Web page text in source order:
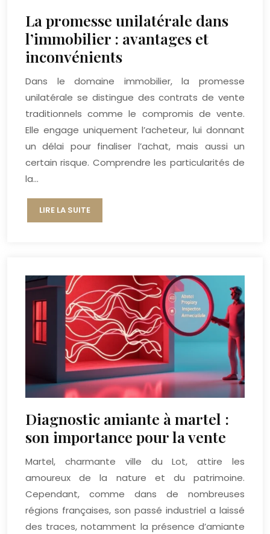
La promesse unilatérale dans
l’immobilier : avantages et
inconvénients
Dans le domaine immobilier, la promesse
unilatérale se distingue des contrats de vente
traditionnels comme le compromis de vente.
Elle engage uniquement l’acheteur, lui donnant
un délai pour finaliser l’achat, mais aussi un
certain risque. Comprendre les particularités de
la…
LIRE LA SUITE
Diagnostic amiante à martel :
son importance pour la vente
Martel, charmante ville du Lot, attire les
amoureux de la nature et du patrimoine.
Cependant, comme dans de nombreuses
régions françaises, son passé industriel a laissé
des traces, notamment la présence d’amiante